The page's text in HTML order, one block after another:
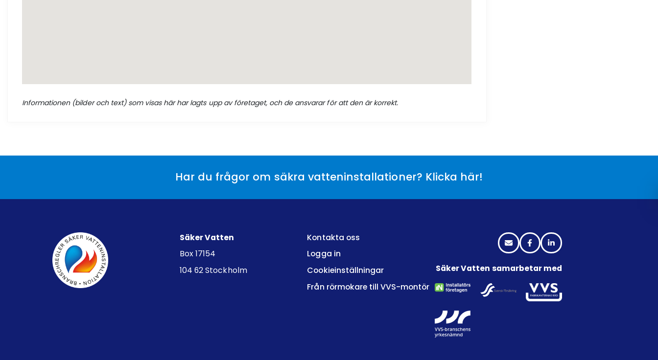
Informationen (bilder och text) som visas här har lagts upp av företaget, och de ansvarar för att den är korrekt.
Har du frågor om säkra vatteninstallationer? Klicka här!
Säker Vatten
Box 17154
104 62 Stockholm
Kontakta oss
Logga in
Cookieinställningar
Från rörmokare till VVS-montör
Säker Vatten samarbetar med